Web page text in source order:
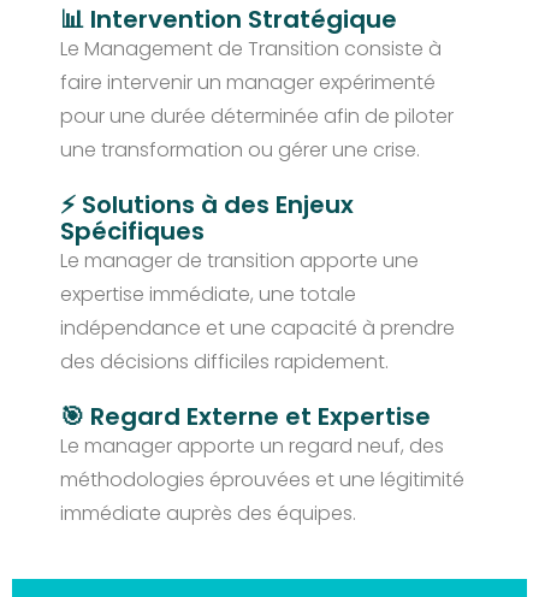
📊 Intervention Stratégique
Le Management de Transition consiste à
faire intervenir un manager expérimenté
pour une durée déterminée afin de piloter
une transformation ou gérer une crise.
⚡ Solutions à des Enjeux
Spécifiques
Le manager de transition apporte une
expertise immédiate, une totale
indépendance et une capacité à prendre
des décisions difficiles rapidement.
🎯 Regard Externe et Expertise
Le manager apporte un regard neuf, des
méthodologies éprouvées et une légitimité
immédiate auprès des équipes.